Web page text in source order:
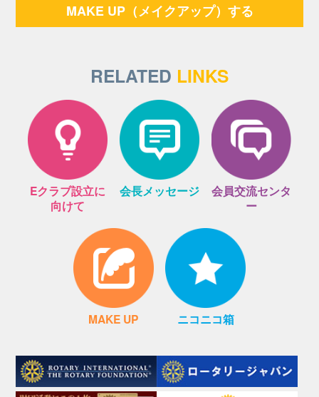
MAKE UP（メイクアップ）する
RELATED LINKS
Eクラブ設立に
向けて
会長メッセージ
会員交流センタ
ー
MAKE UP ニコニコ箱